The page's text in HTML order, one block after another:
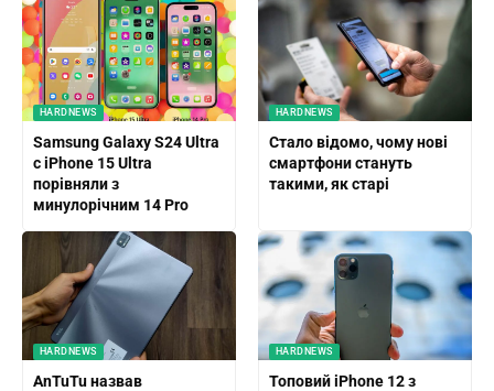
HARDNEWS
Samsung Galaxy S24 Ultra
с iPhone 15 Ultra
порівняли з
минулорічним 14 Pro
HARDNEWS
Стало відомо, чому нові
смартфони стануть
такими, як старі
HARDNEWS
AnTuTu назвав
HARDNEWS
Топовий iPhone 12 з